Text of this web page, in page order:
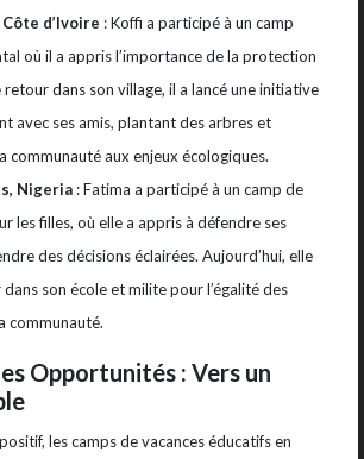
d’Ivoire : Koffi a participé à un camp
où il a appris l’importance de la protection
dans son village, il a lancé une initiative
avec ses amis, plantant des arbres et
communauté aux enjeux écologiques.
Nigeria : Fatima a participé à un camp de
les filles, où elle a appris à défendre ses
des décisions éclairées. Aujourd’hui, elle
son école et milite pour l’égalité des
communauté.
Opportunités : Vers un
les camps de vacances éducatifs en